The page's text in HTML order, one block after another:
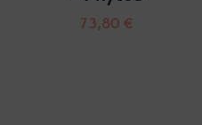
73,80 €